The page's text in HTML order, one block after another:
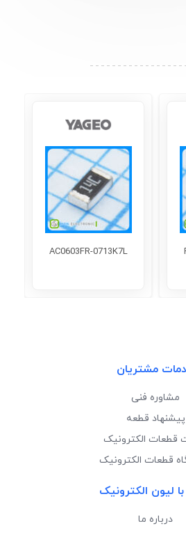
AC0603FR-0713K7L
مشتریان
مشاوره فنی
پیشنهاد قطعه
قطعات الکترونیک
قطعات الکترونیک
لیون الکترونیک
درباره ما